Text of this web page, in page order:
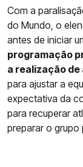
Com a
do Mundo, o
antes de iniciar
programação
a realização
para ajustar a
expectativa da
para recuperar
preparar o